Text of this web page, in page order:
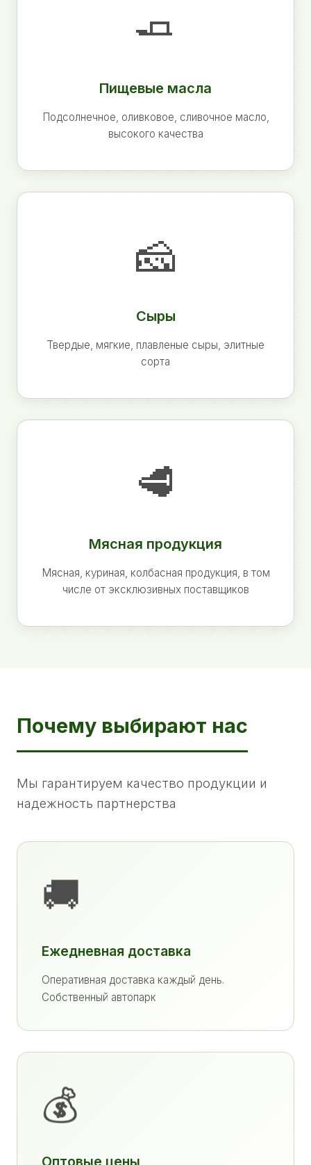
🧈
Пищевые масла
Подсолнечное, оливковое, сливочное масло,
высокого качества
🧀
Сыры
Твердые, мягкие, плавленые сыры, элитные
сорта
🥩
Мясная продукция
Мясная, куриная, колбасная продукция, в том
числе от эксклюзивных поставщиков
Почему выбирают нас
Мы гарантируем качество продукции и
надежность партнерства
🚚
Ежедневная доставка
Оперативная доставка каждый день.
Собственный автопарк
💰
Оптовые цены